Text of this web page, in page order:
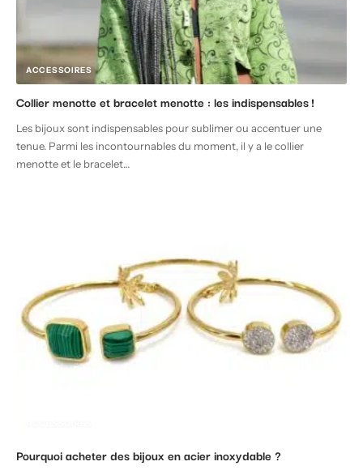
ACCESSOIRES
Collier menotte et bracelet menotte : les indispensables !
Les bijoux sont indispensables pour sublimer ou accentuer une
tenue. Parmi les incontournables du moment, il y a le collier
menotte et le bracelet…
Pourquoi acheter des bijoux en acier inoxydable ?